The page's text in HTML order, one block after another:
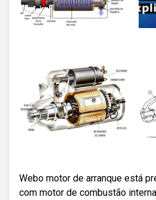
Webo motor de arranque está
com motor de combustão